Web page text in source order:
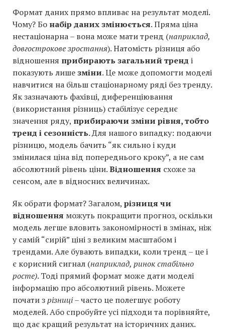
Формат даних прямо впливає на результат моделі.
Чому? Бо набір даних змінюється. Пряма ціна
нестаціонарна – вона може мати тренд (наприклад,
довгострокове зростання). Натомість різниця або
відношення прибирають загальний тренд і
показують лишезміни. Це може допомогти моделі
навчитися на більш стаціонарному ряді без тренду.
Як зазначають фахівці, диференціювання
(використання різниць) стабілізує середнє
значення ряду, прибираючи зміни рівня, тобто
тренд і сезонність. Для нашого випадку: подаючи
різницю, модель бачить “як сильно і куди
змінилася ціна від попереднього кроку”, а не сам
абсолютний рівень ціни.Відношення схоже за
сенсом, але в відносних величинах.
Як обрати формат? Загалом, різниця чи
відношення можуть покращити прогноз, оскільки
модель легше вловить закономірності в змінах, ніж
у самій “сирій” ціні з великим масштабом і
трендами. Але бувають випадки, коли тренд – це і
є корисний сигнал (наприклад, ринок стабільно
росте). Тоді прямий формат може дати моделі
інформацію про абсолютний рівень. Можете
почати зрізниці– часто це полегшує роботу
моделей. Або спробуйте усі підходи та порівняйте,
що дає кращий результат на історичних даних.